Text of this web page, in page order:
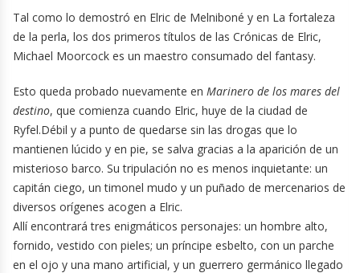
Tal como lo demostró en Elric de Melniboné y en La fortaleza
de la perla, los dos primeros títulos de las Crónicas de Elric,
Michael Moorcock es un maestro consumado del fantasy.
Esto queda probado nuevamente en Marinero de los mares del
destino, que comienza cuando Elric, huye de la ciudad de
Ryfel.Débil y a punto de quedarse sin las drogas que lo
mantienen lúcido y en pie, se salva gracias a la aparición de un
misterioso barco. Su tripulación no es menos inquietante: un
capitán ciego, un timonel mudo y un puñado de mercenarios de
diversos orígenes acogen a Elric.
Allí encontrará tres enigmáticos personajes: un hombre alto,
fornido, vestido con pieles; un príncipe esbelto, con un parche
en el ojo y una mano artificial, y un guerrero germánico llegado